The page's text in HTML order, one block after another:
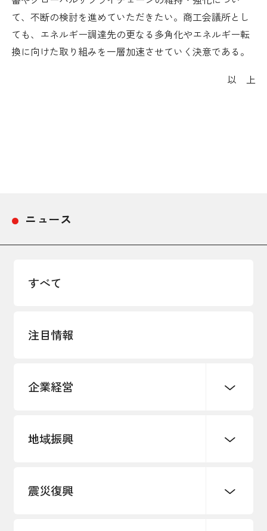
て、不断の検討を進めていただきたい。商工会議所とし
ても、エネルギー調達先の更なる多角化やエネルギー転
換に向けた取り組みを一層加速させていく決意である。
以 上
ニュース
すべて
注目情報
企業経営
創業
事業承継・引継ぎ支援
地域振興
まちづくり
震災復興